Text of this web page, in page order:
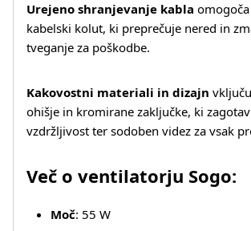
Urejeno shranjevanje kabla
kabelski kolut, ki preprečuje nered in
tveganje za poškodbe.
Kakovostni materiali in dizajn
ohišje in kromirane zaključke, ki
vzdržljivost ter sodoben videz za vsak
Več o ventilatorju Sogo:
Moč: 55 W